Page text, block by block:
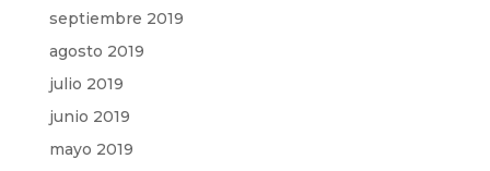
septiembre 2019
agosto 2019
julio 2019
junio 2019
mayo 2019